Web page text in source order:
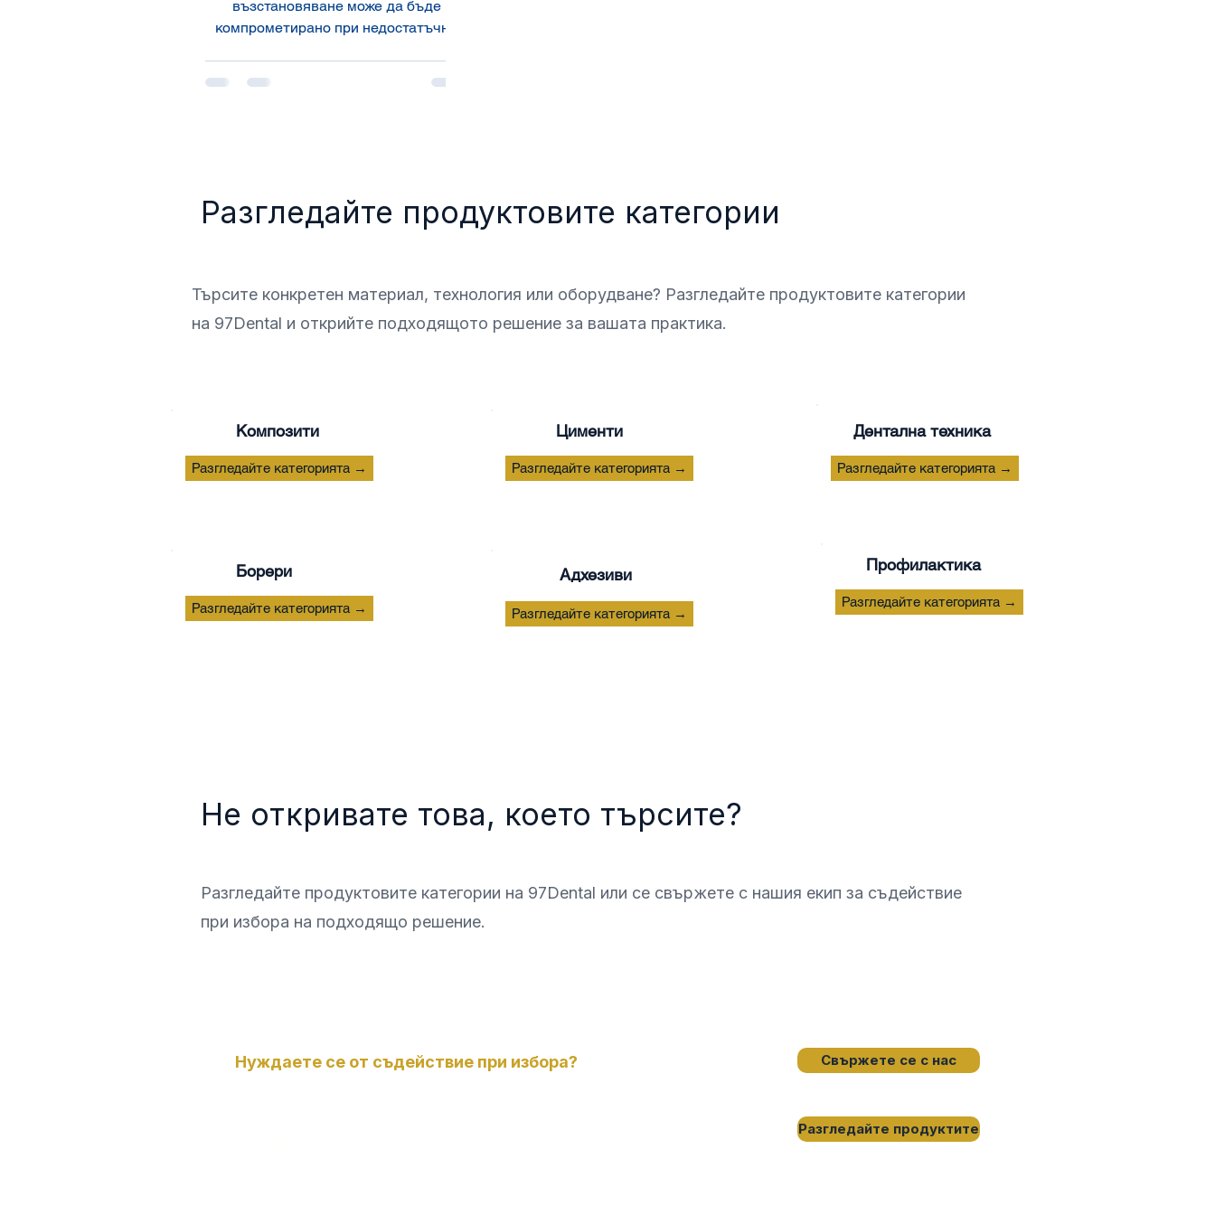
възстановяване може да бъде
компрометирано при недостатъчна
на фотополимерната лампа е
Разгледайте продуктовите категории
Търсите конкретен материал, технология или оборудване? Разгледайте продуктовите категории
на 97Dental и открийте подходящото решение за вашата практика.
Композити
Разгледайте категорията →
Борери
Разгледайте категорията →
Цименти
Разгледайте категорията →
Адхезиви
Разгледайте категорията →
Дентална техника
Разгледайте категорията →
Профилактика
Разгледайте категорията →
Не откривате това, което търсите?
Разгледайте продуктовите категории на 97Dental или се свържете с нашия екип за съдействие
при избора на подходящо решение.
Нуждаете се от съдействие при избора? Свържете се с нас
Разгледайте продуктите